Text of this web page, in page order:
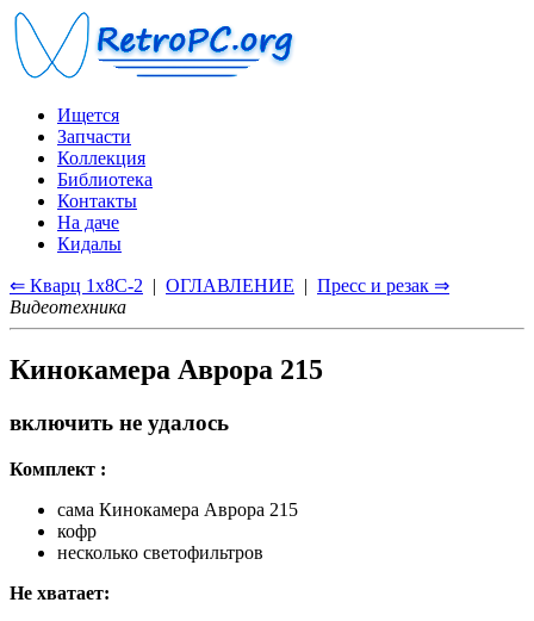
Ищется
Запчасти
Коллекция
Библиотека
Контакты
На даче
Кидалы
⇐ Кварц 1x8С-2 | ОГЛАВЛЕНИЕ | Пресс и резак ⇒
Видеотехника
Кинокамера Аврора 215
включить не удалось
Комплект :
сама Кинокамера Аврора 215
кофр
несколько светофильтров
Не хватает: